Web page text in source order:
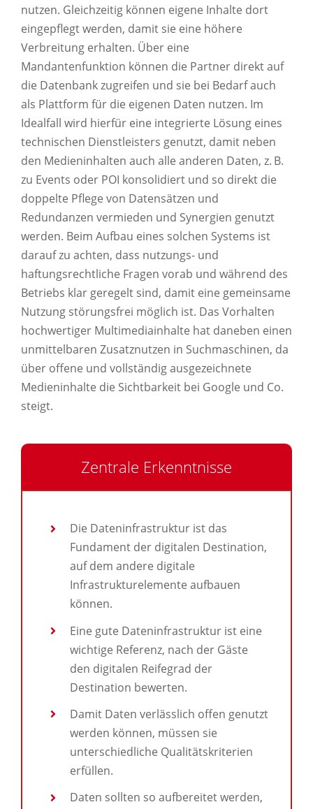
nutzen. Gleichzeitig können eigene Inhalte dort
eingepflegt werden, damit sie eine höhere
Verbreitung erhalten. Über eine
Mandantenfunktion können die Partner direkt auf
die Datenbank zugreifen und sie bei Bedarf auch
als Plattform für die eigenen Daten nutzen. Im
Idealfall wird hierfür eine integrierte Lösung eines
technischen Dienstleisters genutzt, damit neben
den Medieninhalten auch alle anderen Daten, z. B.
zu Events oder POI konsolidiert und so direkt die
doppelte Pflege von Datensätzen und
Redundanzen vermieden und Synergien genutzt
werden. Beim Aufbau eines solchen Systems ist
darauf zu achten, dass nutzungs- und
haftungsrechtliche Fragen vorab und während des
Betriebs klar geregelt sind, damit eine gemeinsame
Nutzung störungsfrei möglich ist. Das Vorhalten
hochwertiger Multimediainhalte hat daneben einen
unmittelbaren Zusatznutzen in Suchmaschinen, da
über offene und vollständig ausgezeichnete
Medieninhalte die Sichtbarkeit bei Google und Co.
steigt.
Zentrale Erkenntnisse
Die Dateninfrastruktur ist das
Fundament der digitalen Destination,
auf dem andere digitale
Infrastrukturelemente aufbauen
können.
Eine gute Dateninfrastruktur ist eine
wichtige Referenz, nach der Gäste
den digitalen Reifegrad der
Destination bewerten.
Damit Daten verlässlich offen genutzt
werden können, müssen sie
unterschiedliche Qualitätskriterien
erfüllen.
Daten sollten so aufbereitet werden,